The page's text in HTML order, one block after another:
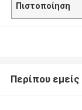
Πιστοποίηση
Περίπου εμείς